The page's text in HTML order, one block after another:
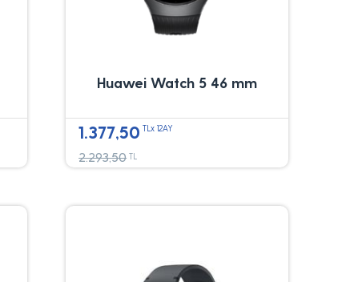
Huawei Watch 5 46 mm
1.377,50 TLx 12AY
2.293,50 TL